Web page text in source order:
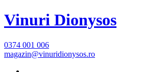
Vinuri Dionysos
0374 001 006
magazin@vinuridionysos.ro